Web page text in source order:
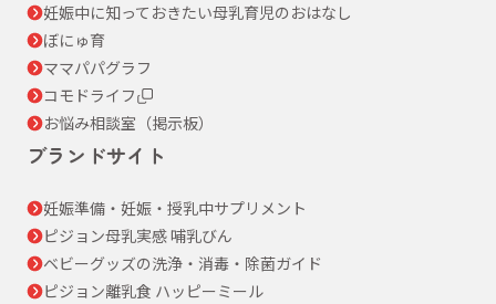
妊娠中に知っておきたい母乳育児のおはなし
ぼにゅ育
ママパパグラフ
コモドライフ
お悩み相談室（掲示板）
ブランドサイト
妊娠準備・妊娠・授乳中サプリメント
ピジョン母乳実感 哺乳びん
ベビーグッズの洗浄・消毒・除菌ガイド
ピジョン離乳食 ハッピーミール